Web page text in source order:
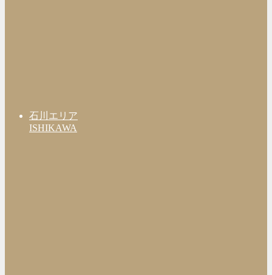
石川エリア
ISHIKAWA